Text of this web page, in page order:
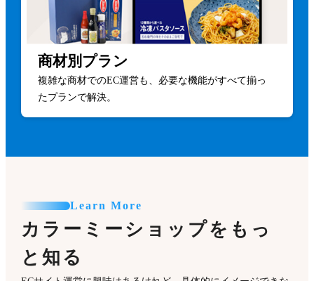
商材別プラン
複雑な商材でのEC運営も、必要な機能がすべて揃っ
たプランで解決。
Learn More
カラーミーショップをもっ
と知る